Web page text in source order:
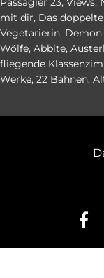
mit dir, Das
Vegetarierin, Demon
Wölfe, Abbite,
fliegende
Werke, 22 Bahnen,